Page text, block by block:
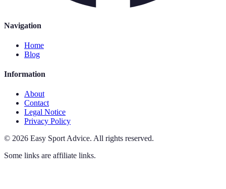
Navigation
Home
Blog
Information
About
Contact
Legal Notice
Privacy Policy
© 2026 Easy Sport Advice. All rights reserved.
Some links are affiliate links.